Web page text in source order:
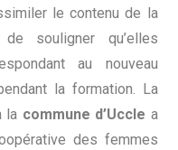
le contenu de la
souligner qu’elles
au nouveau
la formation. La
la commune d’Uccle a
des femmes